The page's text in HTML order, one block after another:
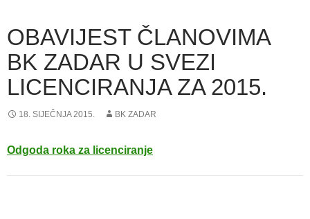
OBAVIJEST ČLANOVIMA
BK ZADAR U SVEZI
LICENCIRANJA ZA 2015.
18. SIJEČNJA 2015. BK ZADAR
Odgoda roka za licenciranje